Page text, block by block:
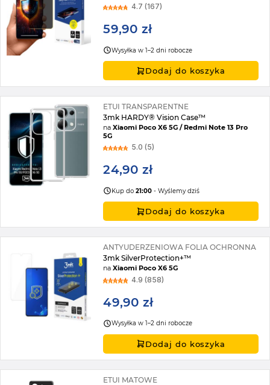
4.7 (167)
59,90 zł
Wysyłka w 1–2 dni robocze
Dodaj do koszyka
ETUI TRANSPARENTNE
3mk HARDY® Vision Case™
naXiaomi Poco X6 5G / Redmi Note 13 Pro
5G
5.0 (5)
24,90 zł
Kup do21:00 - Wyślemy dziś
Dodaj do koszyka
ANTYUDERZENIOWA FOLIA OCHRONNA
3mk SilverProtection+™
naXiaomi Poco X6 5G
4.9 (858)
49,90 zł
Wysyłka w 1–2 dni robocze
Dodaj do koszyka
ETUI MATOWE